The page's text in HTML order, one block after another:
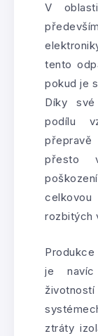
V
tento
pokud je
Díky
podílu
přesto
rozbitých
je navíc
ztráty